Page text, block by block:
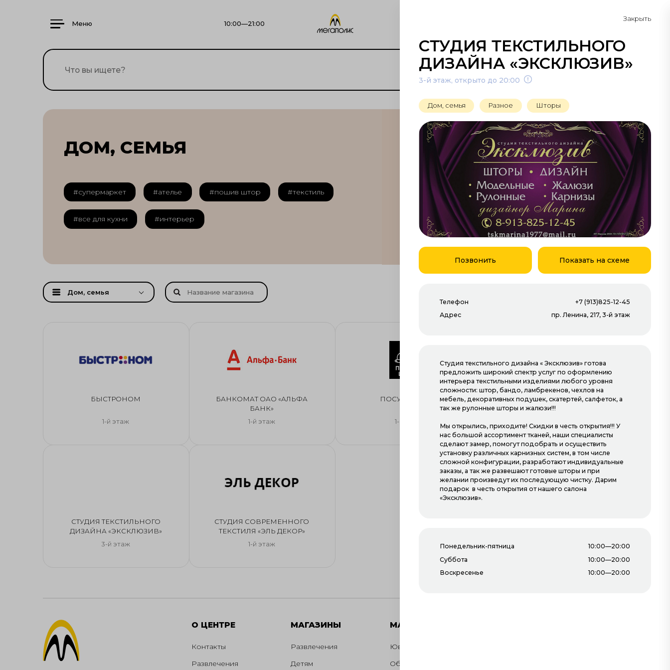
Меню 10:00—21:00
ДОМ, СЕМЬЯ
#супермаркет #ателье #пошив штор #текстиль
#все для кухни #интерьер
Дом, семья
БЫСТРОНОМ
1-й этаж
БАНКОМАТ ОАО «АЛЬФА
БАНК»
1-й этаж
ПОСУДА ЦЕНТР
1-й этаж
РОССИЙСКИЕ ДВЕРИ
CТУДИЯ ТЕКСТИЛЬНОГО
ДИЗАЙНА «ЭКСКЛЮЗИВ»
3-й этаж
СТУДИЯ СОВРЕМЕННОГО
ТЕКСТИЛЯ «ЭЛЬ ДЕКОР»
1-й этаж
О ЦЕНТРЕ
Контакты
Развлечения
МАГАЗИНЫ
Развлечения
Детям
МАГАЗИНЫ
Ювелирные украшения
Обувь
Закрыть
CТУДИЯ ТЕКСТИЛЬНОГО
ДИЗАЙНА «ЭКСКЛЮЗИВ»
3-й этаж, открыто до 20:00
Дом, семья Разное Шторы
Позвонить Показать на схеме
Телефон
+7 (913)825-12-45
Адрес
пр. Ленина, 217, 3-й этаж
Студия текстильного дизайна « Эксклюзив» готова
предложить широкий спектр услуг по оформлению
интерьера текстильными изделиями любого уровня
сложности: штор, бандо, ламбрекенов, чехлов на
мебель, декоративных подушек, скатертей, салфеток, а
так же рулонные шторы и жалюзи!!!
Мы открылись, приходите! Скидки в честь открытия!!! У
нас большой ассортимент тканей, наши специалисты
сделают замер, помогут подобрать и осуществить
установку различных карнизных систем, в том числе
сложной конфигурации, разработают индивидуальные
заказы, а так же развешают готовые шторы и при
желании произведут их последующую чистку. Дарим
подарок в честь открытия от нашего салона
«Эксклюзив».
Понедельник-пятница
10:00—20:00
Суббота
10:00—20:00
Воскресенье
10:00—20:00